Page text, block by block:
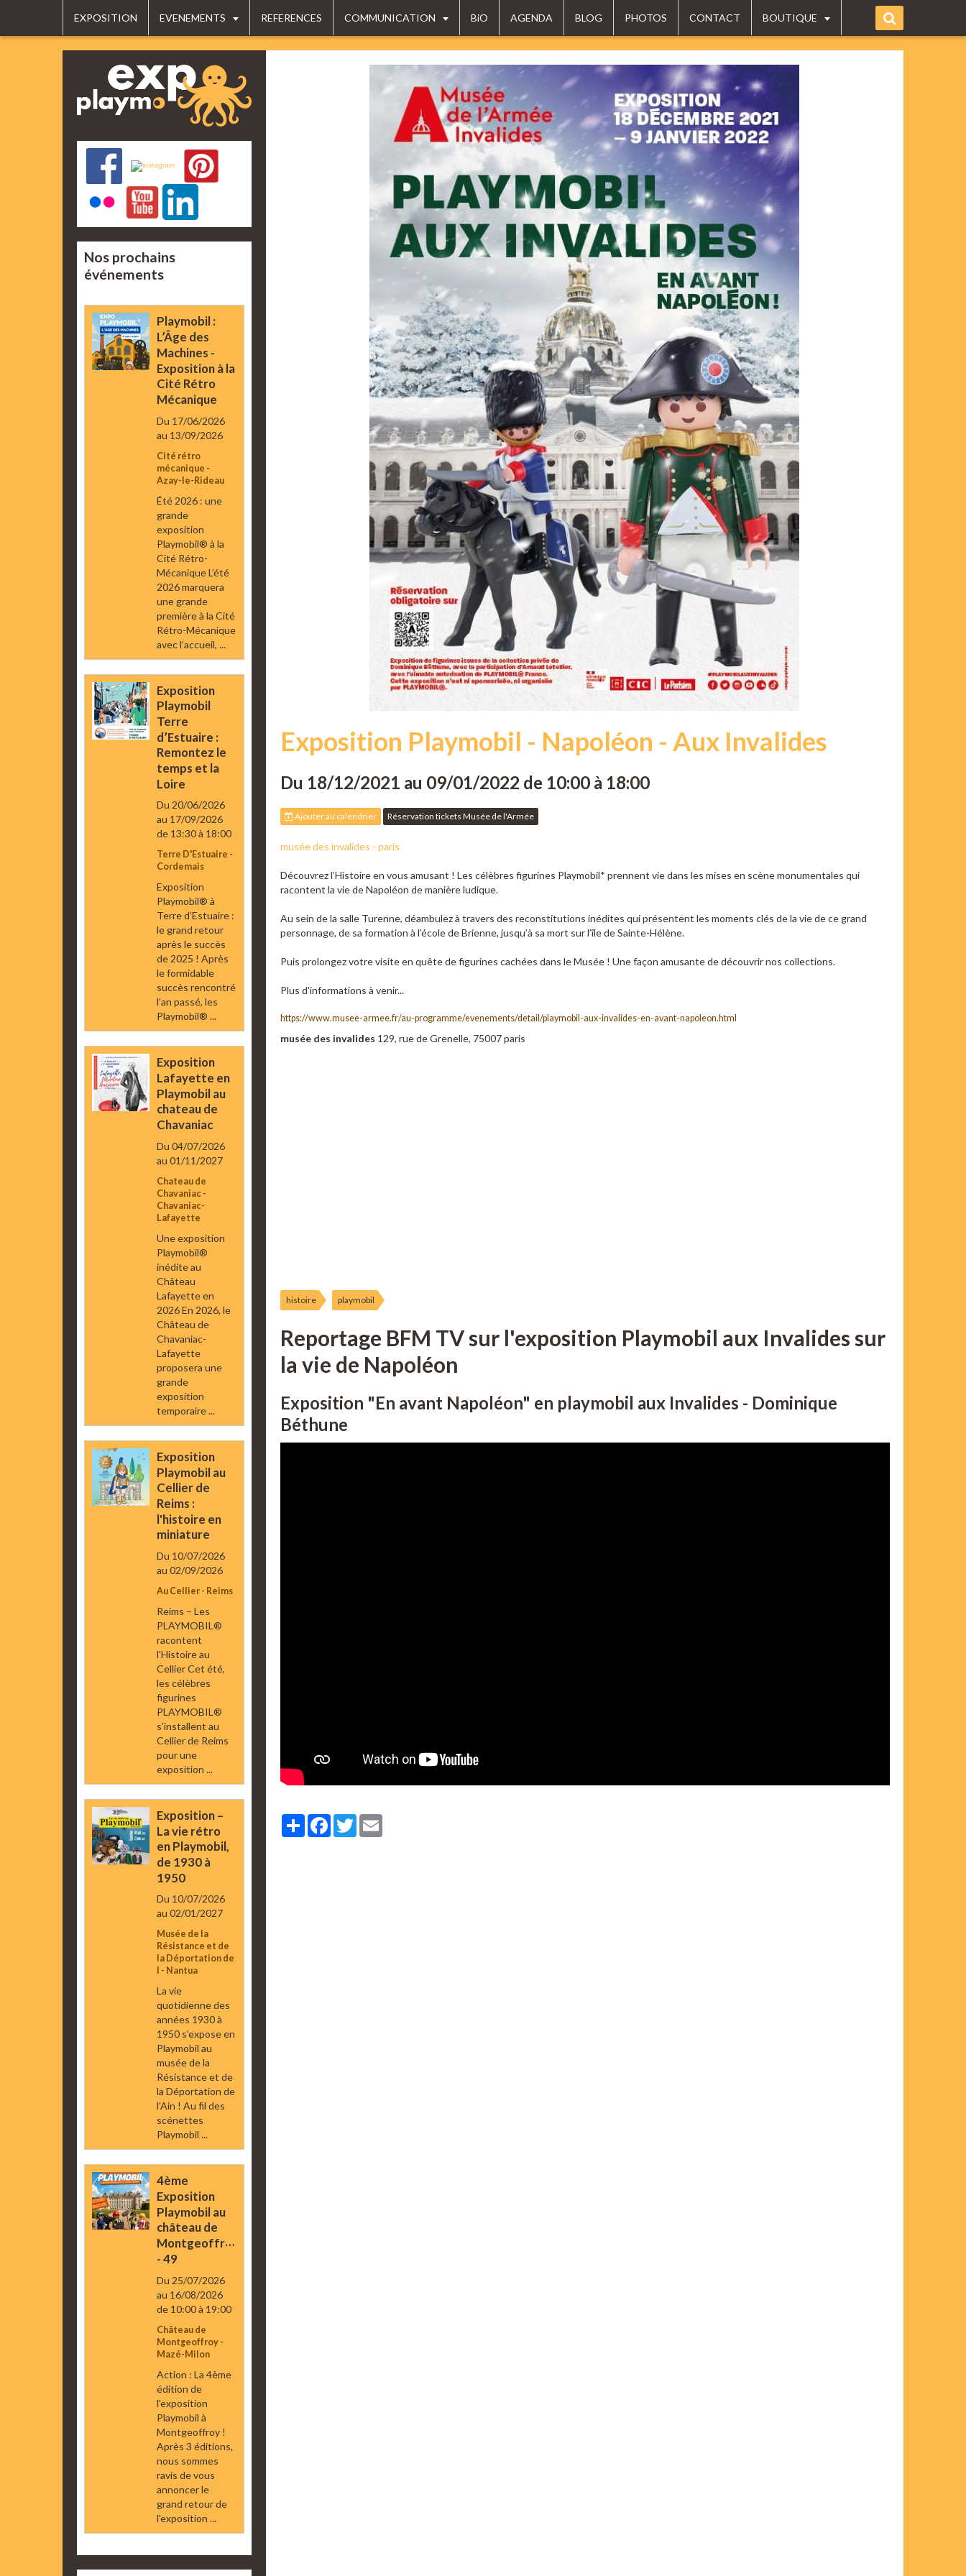
EXPOSITION EVENEMENTS REFERENCES COMMUNICATION BiO AGENDA BLOG PHOTOS CONTACT BOUTIQUE
Exposition Playmobil - Napoléon - Aux Invalides
Du 18/12/2021 au 09/01/2022 de 10:00 à 18:00
Ajouter au calendrier Réservation tickets Musée de l'Armée
musée des invalides - paris
Découvrez l’Histoire en vous amusant ! Les célèbres figurines Playmobil* prennent vie dans les mises en scène monumentales qui
racontent la vie de Napoléon de manière ludique.
Au sein de la salle Turenne, déambulez à travers des reconstitutions inédites qui présentent les moments clés de la vie de ce grand
personnage, de sa formation à l’école de Brienne, jusqu’à sa mort sur l’île de Sainte-Hélène.
Puis prolongez votre visite en quête de figurines cachées dans le Musée ! Une façon amusante de découvrir nos collections.
Plus d'informations à venir...
https://www.musee-armee.fr/au-programme/evenements/detail/playmobil-aux-invalides-en-avant-napoleon.html
musée des invalides 129, rue de Grenelle, 75007 paris
histoire playmobil
Reportage BFM TV sur l'exposition Playmobil aux Invalides sur
la vie de Napoléon
Exposition "En avant Napoléon" en playmobil aux Invalides - Dominique
Béthune
PartagerFacebook
TwitterEmail
Nos prochains
événements
Playmobil :
L’Âge des
Machines -
Exposition à la
Cité Rétro
Mécanique
Du 17/06/2026
au 13/09/2026
Cité rétro
mécanique -
Azay-le-Rideau
Été 2026 : une
grande
exposition
Playmobil® à la
Cité Rétro-
Mécanique L’été
2026 marquera
une grande
première à la Cité
Rétro-Mécanique
avec l’accueil, ...
Exposition
Playmobil
Terre
d’Estuaire :
Remontez le
temps et la
Loire
Du 20/06/2026
au 17/09/2026
de 13:30à 18:00
Terre D'Estuaire -
Cordemais
Exposition
Playmobil® à
Terre d’Estuaire :
le grand retour
après le succès
de 2025 ! Après
le formidable
succès rencontré
l’an passé, les
Playmobil® ...
Exposition
Lafayette en
Playmobil au
chateau de
Chavaniac
Du 04/07/2026
au 01/11/2027
Chateau de
Chavaniac -
Chavaniac-
Lafayette
Une exposition
Playmobil®
inédite au
Château
Lafayette en
2026 En 2026, le
Château de
Chavaniac-
Lafayette
proposera une
grande
exposition
temporaire ...
Exposition
Playmobil au
Cellier de
Reims :
l'histoire en
miniature
Du 10/07/2026
au 02/09/2026
Au Cellier - Reims
Reims – Les
PLAYMOBIL®
racontent
l'Histoire au
Cellier Cet été,
les célèbres
figurines
PLAYMOBIL®
s'installent au
Cellier de Reims
pour une
exposition ...
Exposition –
La vie rétro
en Playmobil,
de 1930 à
1950
Du 10/07/2026
au 02/01/2027
Musée de la
Résistance et de
la Déportation de
l - Nantua
La vie
quotidienne des
années 1930 à
1950 s’expose en
Playmobil au
musée de la
Résistance et de
la Déportation de
l’Ain ! Au fil des
scénettes
Playmobil ...
4ème
Exposition
Playmobil au
château de
Montgeoffroy
- 49
Du 25/07/2026
au 16/08/2026
de 10:00à 19:00
Château de
Montgeoffroy -
Mazé-Milon
Action : La 4ème
édition de
l'exposition
Playmobil à
Montgeoffroy !
Après 3 éditions,
nous sommes
ravis de vous
annoncer le
grand retour de
l'exposition ...